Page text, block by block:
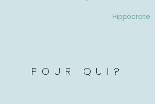
Hippocrate
POUR QUI?